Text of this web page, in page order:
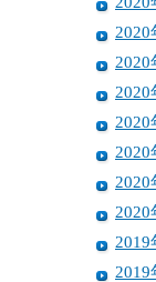
2020
2020
2020
2020
2020
2020
2020
2019
2019